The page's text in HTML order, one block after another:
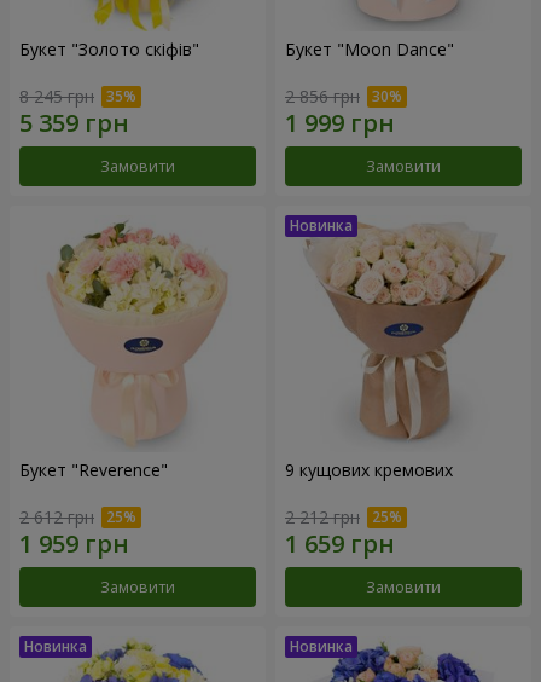
Букет "Золото скіфів"
8 245 грн
Замовити
Букет "Moon Dance"
2 856 грн
Замовити
Букет "Reverence"
2 612 грн
Замовити
9 кущових кремових
2 212 грн
Замовити